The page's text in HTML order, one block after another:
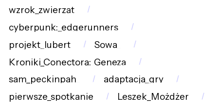
wzrok_zwierząt
cyberpunk:_edgerunners
projekt_lubert
Sowa_
Kroniki_Conectora:_Geneza
sam_peckinpah_
adaptacja_gry
pierwsze_spotkanie
Leszek_Możdżer